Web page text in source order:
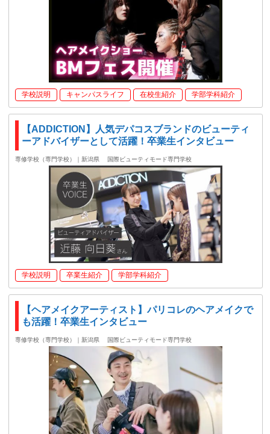
学校説明 キャンパスライフ 在校生紹介 学部学科紹介
【ADDICTION】人気デパコスブランドのビューティ
ーアドバイザーとして活躍！卒業生インタビュー
専修学校（専門学校）｜新潟県 国際ビューティモード専門学校
学校説明 卒業生紹介 学部学科紹介
【ヘアメイクアーティスト】パリコレのヘアメイクで
も活躍！卒業生インタビュー
専修学校（専門学校）｜新潟県 国際ビューティモード専門学校